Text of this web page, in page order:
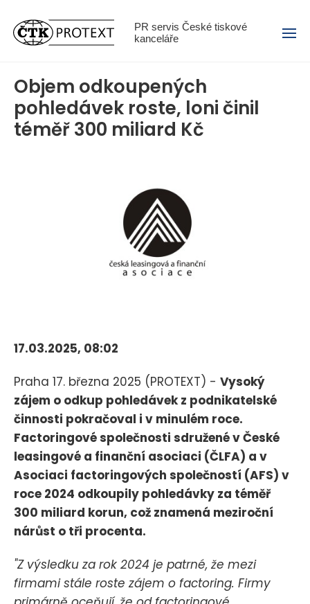
PR servis České tiskové
kanceláře
Menu
Objem odkoupených
pohledávek roste, loni činil
téměř 300 miliard Kč
17.03.2025, 08:02
Praha 17. března 2025 (PROTEXT) - Vysoký
zájem o odkup pohledávek z podnikatelské
činnosti pokračoval i v minulém roce.
Factoringové společnosti sdružené v České
leasingové a finanční asociaci (ČLFA) a v
Asociaci factoringových společností (AFS) v
roce 2024 odkoupily pohledávky za téměř
300 miliard korun, což znamená meziroční
nárůst o tři procenta.
"Z výsledku za rok 2024 je patrné, že mezi
firmami stále roste zájem o factoring. Firmy